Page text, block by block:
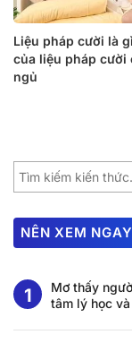
Liệu pháp cười là
của liệu pháp cười
ngủ
NÊN XEM NGAY
Mơ thấy
tâm lý học